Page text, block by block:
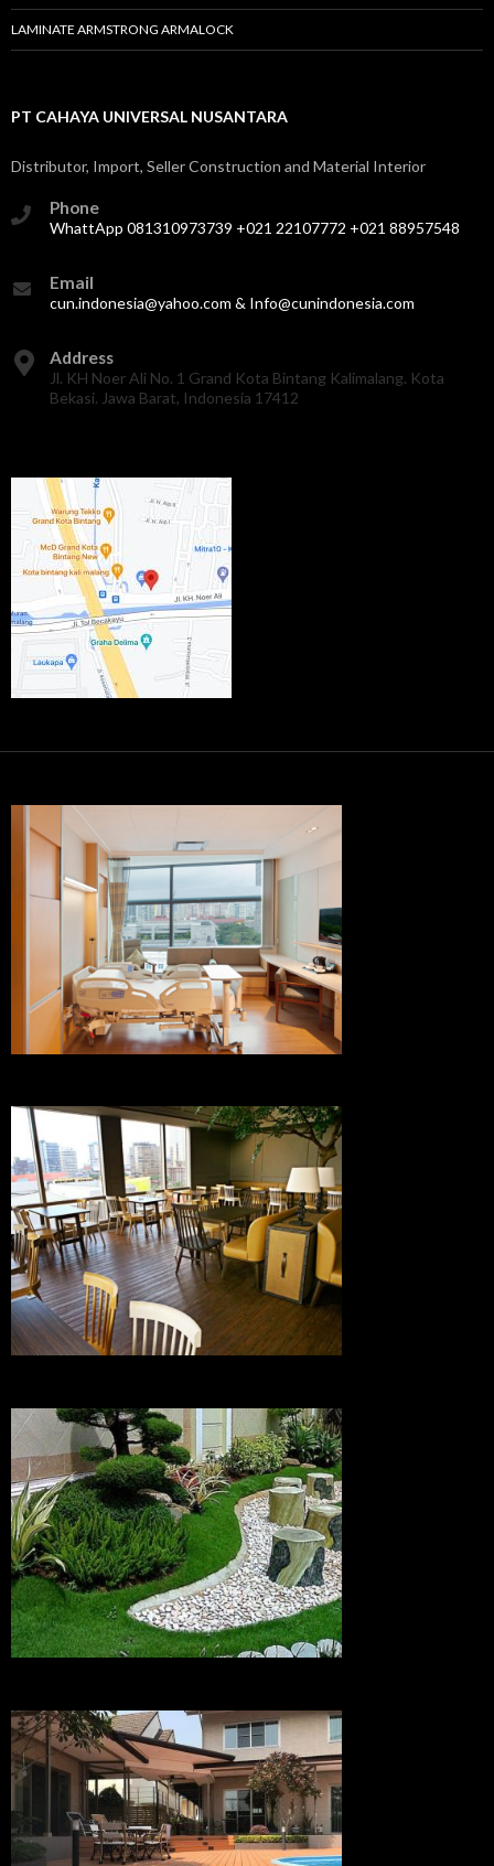
LAMINATE ARMSTRONG ARMALOCK
PT CAHAYA UNIVERSAL NUSANTARA
Distributor, Import, Seller Construction and Material Interior
Phone
WhattApp 081310973739 +021 22107772 +021 88957548
Email
cun.indonesia@yahoo.com & Info@cunindonesia.com
Address
Jl. KH Noer Ali No. 1 Grand Kota Bintang Kalimalang. Kota
Bekasi. Jawa Barat, Indonesia 17412